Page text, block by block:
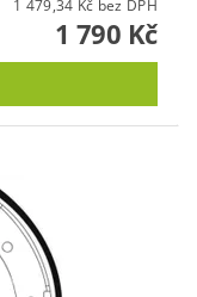
1 479,34 Kč bez DPH
1 790 Kč